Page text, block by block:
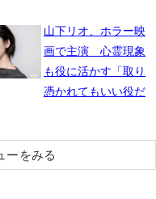
山下リオ、ホラー映
画で主演 心霊現象
も役に活かす「取り
憑かれてもいい役だ
ーをみる